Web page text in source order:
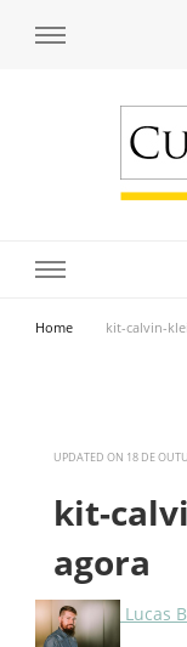
Home kit-calvin-
UPDATED ON 18 DE
kit-
agora
Lucas